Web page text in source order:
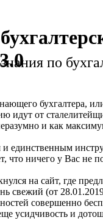
по
бухгалтера,
идут от
и как
единственным
что ничего у Вас не
на сайт, где
свежий (от
совершенно
усидчивость и